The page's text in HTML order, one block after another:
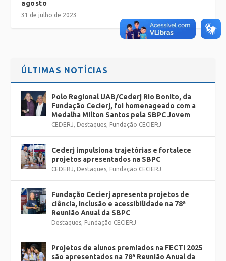
agosto
31 de julho de 2023
ÚLTIMAS NOTÍCIAS
Polo Regional UAB/Cederj Rio Bonito, da
Fundação Cecierj, foi homenageado com a
Medalha Milton Santos pela SBPC Jovem
CEDERJ, Destaques, Fundação CECIERJ
Cederj impulsiona trajetórias e fortalece
projetos apresentados na SBPC
CEDERJ, Destaques, Fundação CECIERJ
Fundação Cecierj apresenta projetos de
ciência, inclusão e acessibilidade na 78ª
Reunião Anual da SBPC
Destaques, Fundação CECIERJ
Projetos de alunos premiados na FECTI 2025
são apresentados na 78ª Reunião Anual da